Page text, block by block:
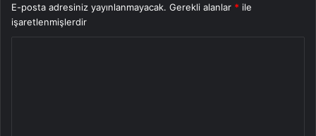
E-posta adresiniz yayınlanmayacak. Gerekli alanlar * ile
işaretlenmişlerdir